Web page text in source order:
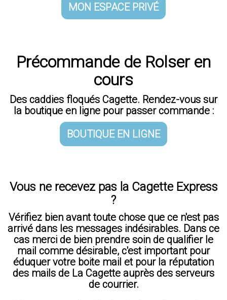
MON ESPACE PRIVÉ
Précommande de Rolser en
cours
Des caddies floqués Cagette. Rendez-vous sur
la boutique en ligne pour passer commande :
BOUTIQUE EN LIGNE
Vous ne recevez pas la Cagette Express
?
Vérifiez bien avant toute chose que ce n'est pas
arrivé dans les messages indésirables. Dans ce
cas merci de bien prendre soin de qualifier le
mail comme désirable, c'est important pour
éduquer votre boite mail et pour la réputation
des mails de La Cagette auprès des serveurs
de courrier.